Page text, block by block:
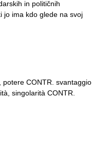
in političnih
jo ima kdo glede na svoj
CONTR. svantaggio
singolarità CONTR.